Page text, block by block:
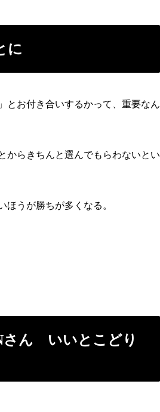
に
とお付き合いするかって、重要なん
からきちんと選んでもらわないとい
うが勝ちが多くなる。
さん いいとこどり